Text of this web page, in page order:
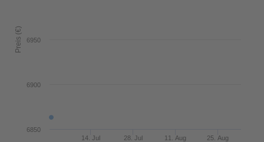
Preis (€)
14. Jul 28. Jul 11. Aug 25. Aug
6850
6900
6950